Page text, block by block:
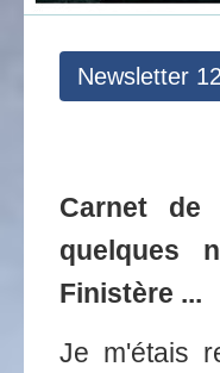
Newsletter
Carnet de
quelques
Finistère ...
Je m'étais